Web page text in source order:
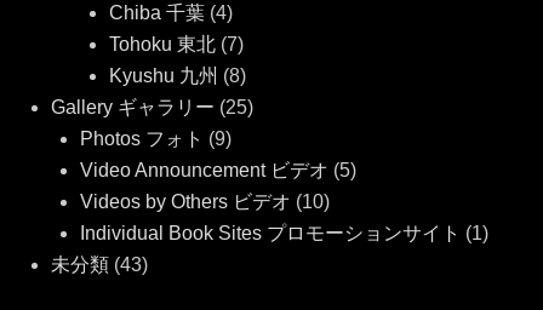
Chiba 千葉(4)
Tohoku 東北(7)
Kyushu 九州 (8)
Gallery ギャラリー (25)
Photos フォト (9)
Video Announcement ビデオ (5)
Videos by Others ビデオ (10)
Individual Book Sites プロモーションサイト (1)
未分類(43)